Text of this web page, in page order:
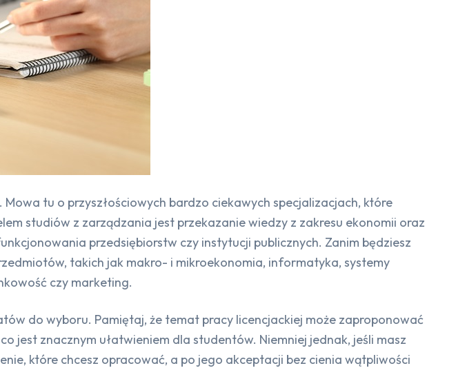
tu o przyszłościowych bardzo ciekawych specjalizacjach, które
studiów z zarządzania jest przekazanie wiedzy z zakresu ekonomii oraz
przedsiębiorstw czy instytucji publicznych. Zanim będziesz
takich jak makro- i mikroekonomia, informatyka, systemy
czy marketing.
do wyboru. Pamiętaj, że temat pracy licencjackiej może zaproponować
jest znacznym ułatwieniem dla studentów. Niemniej jednak, jeśli masz
które chcesz opracować, a po jego akceptacji bez cienia wątpliwości